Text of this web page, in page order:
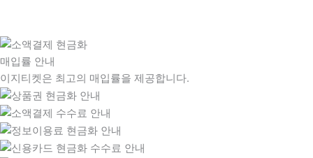
매입률 안내
이지티켓은 최고의 매입률을 제공합니다.